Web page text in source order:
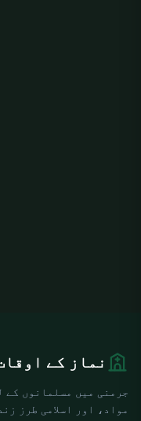
نماز کے
جرمنی میں مسلمانوں کے
مواد، اور اسلامی طرز